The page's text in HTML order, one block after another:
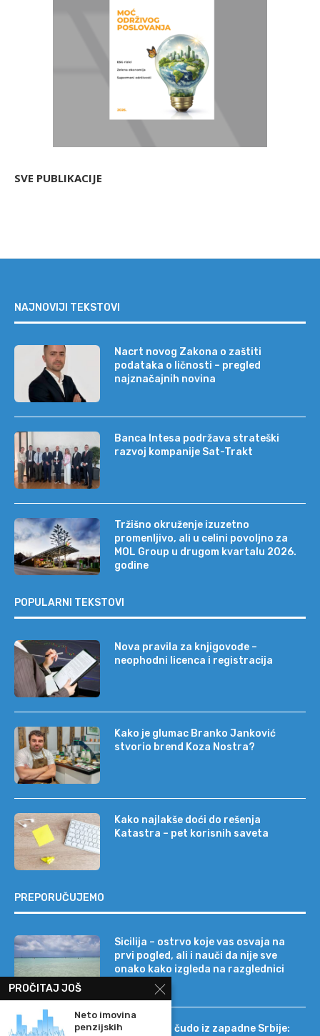
SVE PUBLIKACIJE
NAJNOVIJI TEKSTOVI
Nacrt novog Zakona o zaštiti
podataka o ličnosti – pregled
najznačajnih novina
Banca Intesa podržava strateški
razvoj kompanije Sat-Trakt
Tržišno okruženje izuzetno
promenljivo, ali u celini povoljno za
MOL Group u drugom kvartalu 2026.
godine
POPULARNI TEKSTOVI
Nova pravila za knjigovođe –
neophodni licenca i registracija
Kako je glumac Branko Janković
stvorio brend Koza Nostra?
Kako najlakše doći do rešenja
Katastra – pet korisnih saveta
PREPORUČUJEMO
Sicilija – ostrvo koje vas osvaja na
prvi pogled, ali i nauči da nije sve
onako kako izgleda na razglednici
Tehnološko čudo iz zapadne Srbije:
PROČITAJ JOŠ
Neto imovina
penzijskih